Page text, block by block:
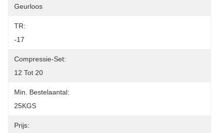
Geurloos
TR:
-17
Compressie-Set:
12 Tot 20
Min. Bestelaantal:
25KGS
Prijs: